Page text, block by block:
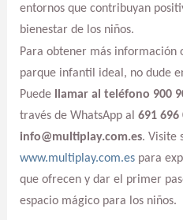
entornos que contribuyan
bienestar de los niños.
Para obtener más información
parque infantil ideal, no dude
Puede llamar al teléfono 900
través de WhatsApp al 691 696
info@multiplay.com.es. Visite
www.multiplay.com.espara
que ofrecen y dar el primer
espacio mágico para los niños.